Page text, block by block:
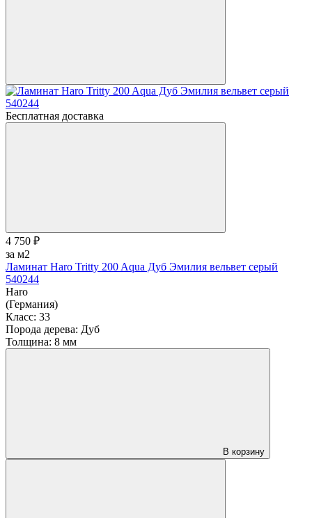
Бесплатная доставка
4 750 ₽
за м2
Ламинат Haro Tritty 200 Aqua Дуб Эмилия вельвет серый
540244
Haro
(Германия)
Класс: 33
Порода дерева: Дуб
Толщина: 8 мм
В корзину